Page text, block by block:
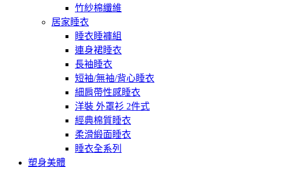
竹紗棉纖維
居家睡衣
睡衣睡褲組
連身裙睡衣
長袖睡衣
短袖/無袖/背心睡衣
細肩帶性感睡衣
洋裝 外罩衫 2件式
經典棉質睡衣
柔滑緞面睡衣
睡衣全系列
塑身美體